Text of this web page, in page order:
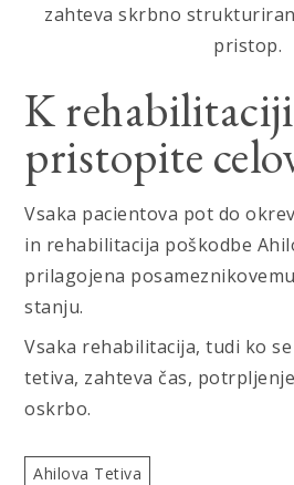
zahteva skrbno
pristop.
K rehabilitaciji
pristopite
Vsaka pacientova pot do
in rehabilitacija poškodbe
prilagojena
stanju.
Vsaka rehabilitacija, tudi ko
tetiva, zahteva čas,
oskrbo.
Ahilova Tetiva